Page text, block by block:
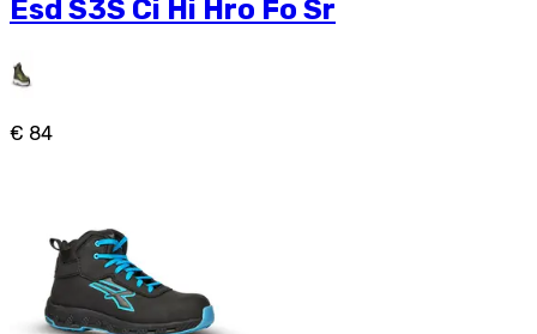
Esd S3S Ci Hi Hro Fo Sr
€ 84